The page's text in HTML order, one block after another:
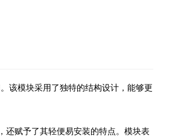
该模块采用了独特的结构设计，能够更
还赋予了其轻便易安装的特点。模块表